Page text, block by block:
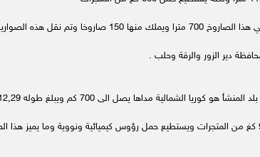
وتم نقل هذه الصواريخ عام 1998 من حلب الى دمشق
دير الزور والرقة وحلب .
ويستطيع حمل 985 كغ من المتجرات ويستطيع حمل رؤوس كيميائية ونووية وما يميز